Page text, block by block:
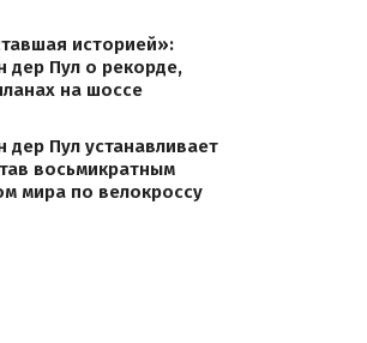
историей»:
дер Пул о рекорде,
на шоссе
дер Пул устанавливает
восьмикратным
мира по велокроссу